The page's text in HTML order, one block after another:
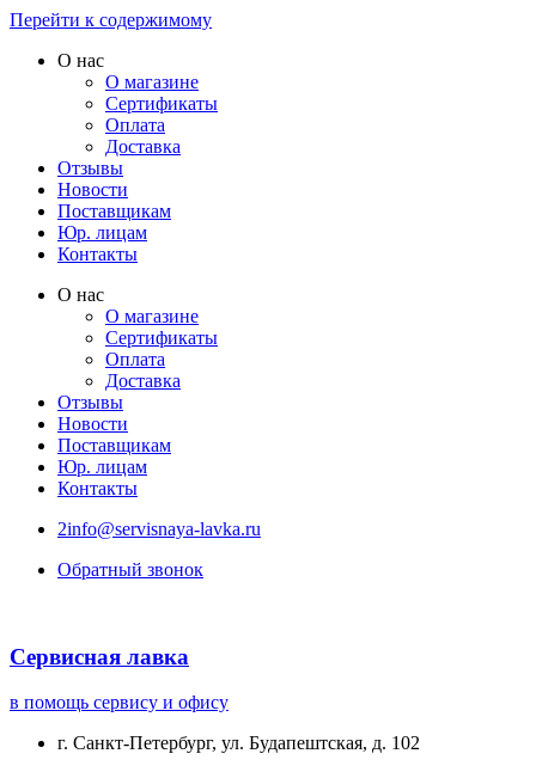
Перейти к содержимому
О нас
О магазине
Сертификаты
Оплата
Доставка
Отзывы
Новости
Поставщикам
Юр. лицам
Контакты
О нас
О магазине
Сертификаты
Оплата
Доставка
Отзывы
Новости
Поставщикам
Юр. лицам
Контакты
2info@servisnaya-lavka.ru
Обратный звонок
Сервисная лавка
в помощь сервису и офису
г. Санкт-Петербург, ул. Будапештская, д. 102